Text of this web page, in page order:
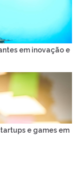
em inovação e
e games em